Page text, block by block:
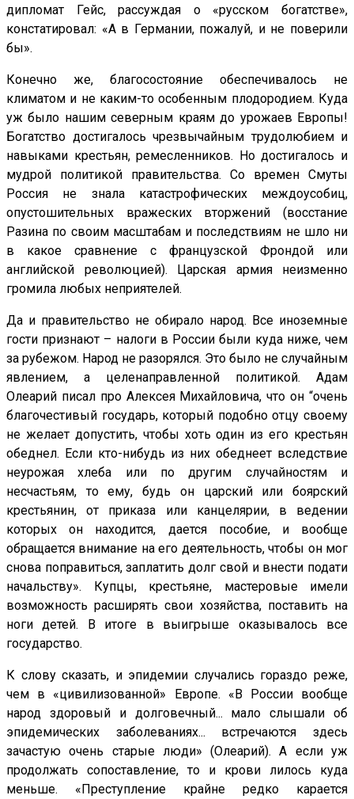
дипломат Гейс, рассуждая о «русском богатстве»,
констатировал: «А в Германии, пожалуй, и не поверили
бы».
Конечно же, благосостояние обеспечивалось не
климатом и не каким-то особенным плодородием. Куда
уж было нашим северным краям до урожаев Европы!
Богатство достигалось чрезвычайным трудолюбием и
навыками крестьян, ремесленников. Но достигалось и
мудрой политикой правительства. Со времен Смуты
Россия не знала катастрофических междоусобиц,
опустошительных вражеских вторжений (восстание
Разина по своим масштабам и последствиям не шло ни
в какое сравнение с французской Фрондой или
английской революцией). Царская армия неизменно
громила любых неприятелей.
Да и правительство не обирало народ. Все иноземные
гости признают – налоги в России были куда ниже, чем
за рубежом. Народ не разорялся. Это было не случайным
явлением, а целенаправленной политикой. Адам
Олеарий писал про Алексея Михайловича, что он “очень
благочестивый государь, который подобно отцу своему
не желает допустить, чтобы хоть один из его крестьян
обеднел. Если кто-нибудь из них обеднеет вследствие
неурожая хлеба или по другим случайностям и
несчастьям, то ему, будь он царский или боярский
крестьянин, от приказа или канцелярии, в ведении
которых он находится, дается пособие, и вообще
обращается внимание на его деятельность, чтобы он мог
снова поправиться, заплатить долг свой и внести подати
начальству». Купцы, крестьяне, мастеровые имели
возможность расширять свои хозяйства, поставить на
ноги детей. В итоге в выигрыше оказывалось все
государство.
К слову сказать, и эпидемии случались гораздо реже,
чем в «цивилизованной» Европе. «В России вообще
народ здоровый и долговечный... мало слышали об
эпидемических заболеваниях... встречаются здесь
зачастую очень старые люди» (Олеарий). А если уж
продолжать сопоставление, то и крови лилось куда
меньше. «Преступление крайне редко карается